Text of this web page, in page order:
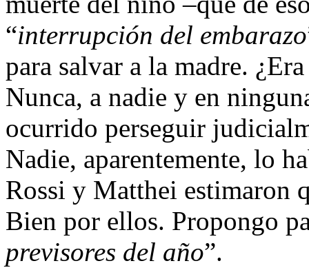
“interrupción del embarazo
para salvar a la madre.
Nunca, a nadie y en
ocurrido perseguir
Nadie, aparentemente, lo
Rossi y Matthei estimaron
Bien por ellos. Propongo
previsores del año”.